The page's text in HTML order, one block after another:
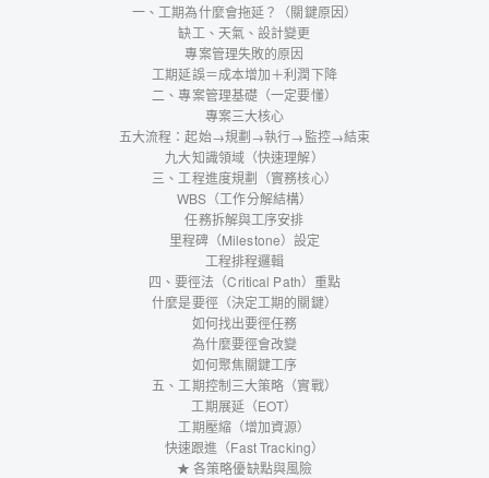
一、工期為什麼會拖延？（關鍵原因）
缺工、天氣、設計變更
專案管理失敗的原因
工期延誤＝成本增加＋利潤下降
二、專案管理基礎（一定要懂）
專案三大核心
五大流程：起始→規劃→執行→監控→結束
九大知識領域（快速理解）
三、工程進度規劃（實務核心）
WBS（工作分解結構）
任務拆解與工序安排
里程碑（Milestone）設定
工程排程邏輯
四、要徑法（Critical Path）重點
什麼是要徑（決定工期的關鍵）
如何找出要徑任務
為什麼要徑會改變
如何聚焦關鍵工序
五、工期控制三大策略（實戰）
工期展延（EOT）
工期壓縮（增加資源）
快速跟進（Fast Tracking）
★ 各策略優缺點與風險